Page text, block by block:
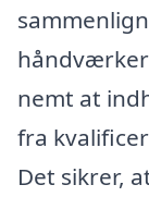
nemt at
fra
Det sikrer,